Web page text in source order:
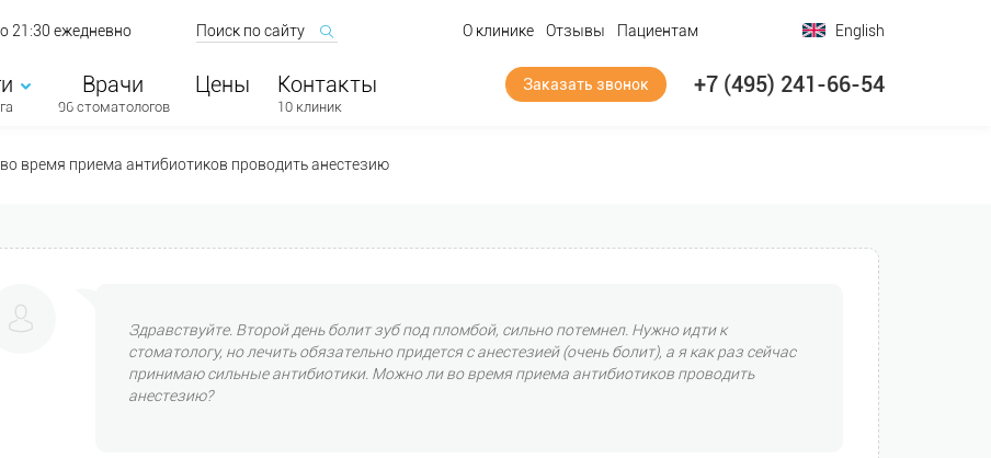
21:30 ежедневно О клинике Отзывы Пациентам English
Врачи
96 стоматологов
Цены Контакты
10 клиник
Заказать звонок +7 (495) 241-66-54
время приема антибиотиков проводить анестезию
Здравствуйте. Второй день болит зуб под пломбой, сильно потемнел. Нужно идти к
стоматологу, но лечить обязательно придется с анестезией (очень болит), а я как раз сейчас
принимаю сильные антибиотики. Можно ли во время приема антибиотиков проводить
анестезию?